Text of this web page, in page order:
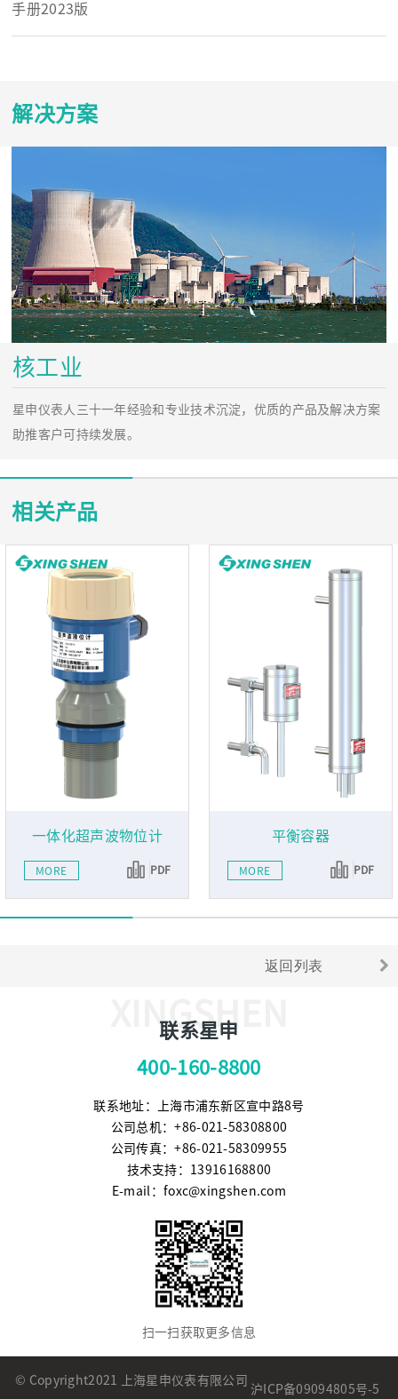
手册2023版
解决方案
核工业
星申仪表人三十一年经验和专业技术沉淀，优质的产品及解决方案
助推客户可持续发展。
相关产品
一体化超声波物位计
MORE PDF
平衡容器
MORE PDF
返回列表
XINGSHEN
联系星申
400-160-8800
联系地址：上海市浦东新区宣中路8号
公司总机：+86-021-58308800
公司传真：+86-021-58309955
技术支持：13916168800
E-mail：foxc@xingshen.com
扫一扫获取更多信息
© Copyright2021 上海星申仪表有限公司
沪ICP备09094805号-5